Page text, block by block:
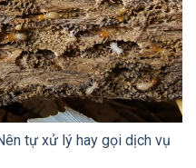
tự xử lý hay gọi dịch vụ